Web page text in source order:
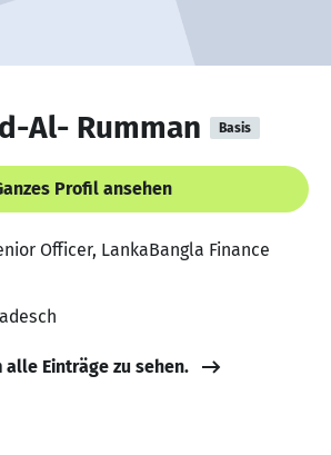
Al- Rumman Basis
Profil ansehen
Officer, LankaBangla Finance
alle Einträge zu sehen.